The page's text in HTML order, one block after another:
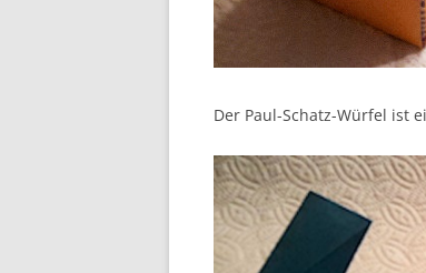
Der Paul-Schatz-Würfel ist